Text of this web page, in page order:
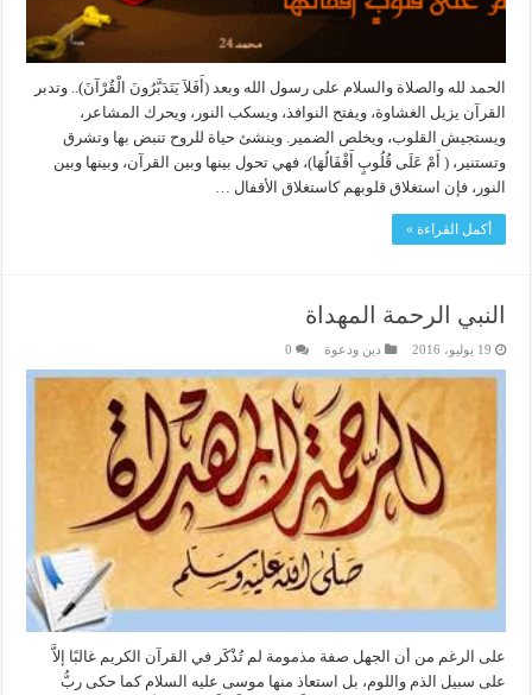
الحمد لله والصلاة والسلام على رسول الله وبعد (أَفَلاَ يَتَدَبَّرُونَ الْقُرْآنَ).. وتدبر
القرآن يزيل الغشاوة، ويفتح النوافذ، ويسكب النور، ويحرك المشاعر،
ويستجيش القلوب، ويخلص الضمير. وينشئ حياة للروح تنبض بها وتشرق
وتستنير، ( أَمْ عَلَى قُلُوبٍ أَقْفَالُهَا)، فهي تحول بينها وبين القرآن، وبينها وبين
النور، فإن استغلاق قلوبهم كاستغلاق الأقفال …
أكمل القراءة »
النبي الرحمة المهداة
19 يوليو، 2016 دين ودعوة 0
على الرغم من أن الجهل صفة مذمومة لم تُذْكَر في القرآن الكريم غالبًا إلاَّ
على سبيل الذم واللوم، بل استعاذ منها موسى عليه السلام كما حكى ربُّ